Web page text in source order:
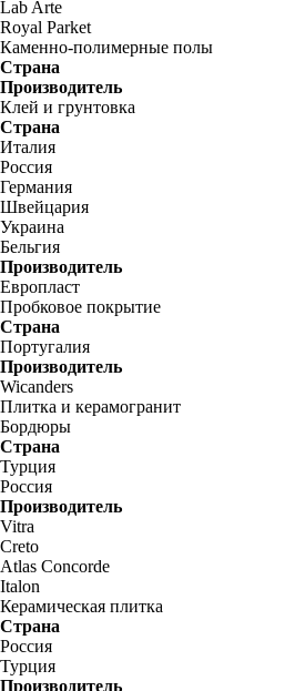
Lab Arte
Royal Parket
Каменно-полимерные полы
Страна
Производитель
Клей и грунтовка
Страна
Италия
Россия
Германия
Швейцария
Украина
Бельгия
Производитель
Европласт
Пробковое покрытие
Страна
Португалия
Производитель
Wicanders
Плитка и керамогранит
Бордюры
Страна
Турция
Россия
Производитель
Vitra
Creto
Atlas Concorde
Italon
Керамическая плитка
Страна
Россия
Турция
Производитель